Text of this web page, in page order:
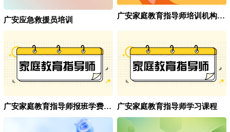
广安应急救援员培训
广安家庭教育指导师培训机构哪家好？
广安家庭教育指导师报班学费用高吗？ 广安家庭教育指导师学习课程